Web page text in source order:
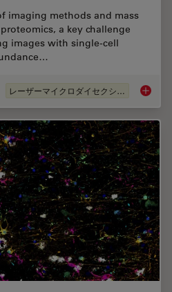
imaging methods and mass
a key challenge
images with single-cell
レーザーマイクロダイセクション（LMD） Deep